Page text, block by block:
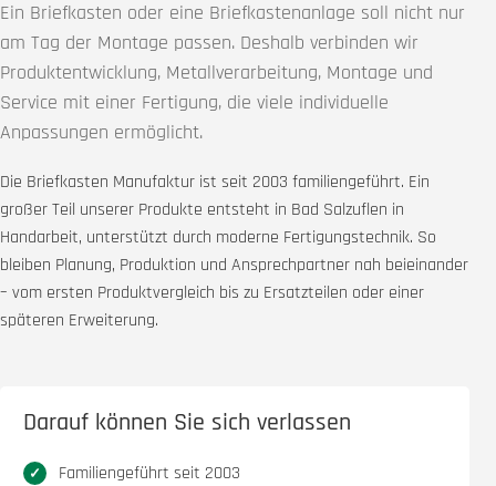
Ein Briefkasten oder eine Briefkastenanlage soll nicht nur
am Tag der Montage passen. Deshalb verbinden wir
Produktentwicklung, Metallverarbeitung, Montage und
Service mit einer Fertigung, die viele individuelle
Anpassungen ermöglicht.
Die Briefkasten Manufaktur ist seit 2003 familiengeführt. Ein
großer Teil unserer Produkte entsteht in Bad Salzuflen in
Handarbeit, unterstützt durch moderne Fertigungstechnik. So
bleiben Planung, Produktion und Ansprechpartner nah beieinander
– vom ersten Produktvergleich bis zu Ersatzteilen oder einer
späteren Erweiterung.
Darauf können Sie sich verlassen
Familiengeführt seit 2003